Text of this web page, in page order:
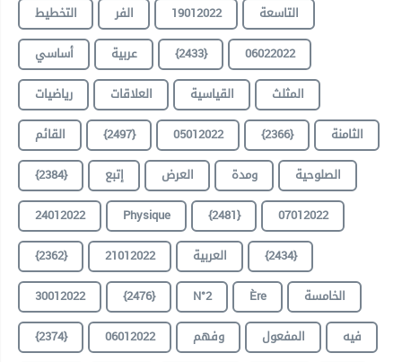
التخطيط
الفر 19012022
التاسعة
أساسي
عربية {2433}
06022022
رياضيات
العلاقات القياسية
المثلث
القائم
{2497} 05012022 {2366}
الثامنة
{2384}
إتبع العرض ومدة
الصلوحية
24012022
Physique {2481}
07012022
{2362}
21012022 العربية
{2434}
30012022
{2476} N°2 Ère
الخامسة
{2374}
06012022 وفهم المفعول
فيه